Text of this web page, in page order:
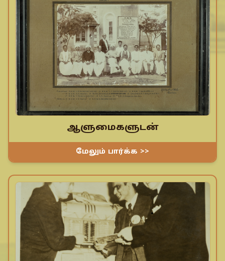
ஆளுமைகளுடன்
மேலும் பார்க்க >>